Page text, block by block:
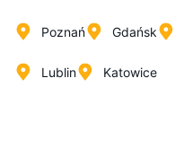
Poznań Gdańsk
Lublin Katowice